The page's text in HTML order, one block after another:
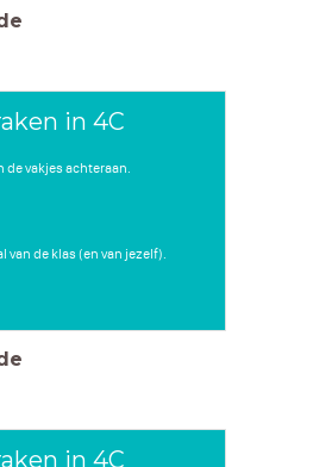
in 4C
vakjes achteraan.
van de klas (en van jezelf).
in 4C